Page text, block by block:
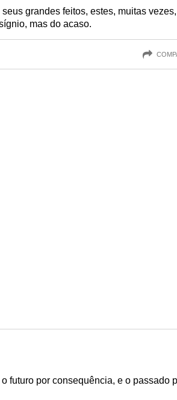
grandes feitos, estes, muitas
mas do acaso.
futuro por consequência, e o passado